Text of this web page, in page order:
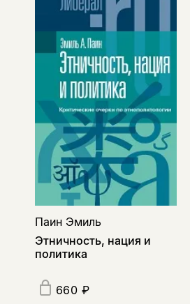
Паин Эмиль
Этничность, нация и
политика
660 ₽